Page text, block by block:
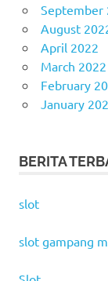
September
August
April 2022
March 2022
February
January
BERITA
slot
slot gampang